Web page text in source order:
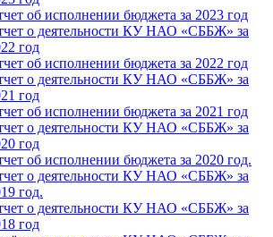
об исполнении бюджета за 2023 год
о деятельности КУ НАО «СББЖ» за
год
об исполнении бюджета за 2022 год
о деятельности КУ НАО «СББЖ» за
год
об исполнении бюджета за 2021 год
о деятельности КУ НАО «СББЖ» за
год
об исполнении бюджета за 2020 год.
о деятельности КУ НАО «СББЖ» за
год.
о деятельности КУ НАО «СББЖ» за
год